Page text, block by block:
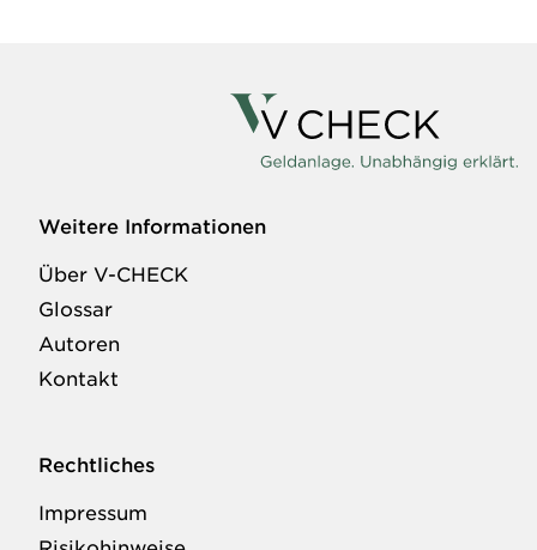
Weitere Informationen
Über V-CHECK
Glossar
Autoren
Kontakt
Rechtliches
Impressum